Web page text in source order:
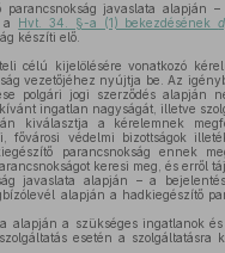
javaslata alapján
a Hvt. 34. §-a (1) bekezdésének
készíti elő.
célú kijelölésére vonatkozó
vezetőjéhez nyújtja be. Az
polgári jogi szerződés alapján
ingatlan nagyságát, illetve
kiválasztja a kérelemnek
fővárosi védelmi bizottságok
parancsnokság ennek
keresi meg, és erről
javaslata alapján – a
alapján a hadkiegészítő
alapján a szükséges ingatlanok
esetén a szolgáltatásra